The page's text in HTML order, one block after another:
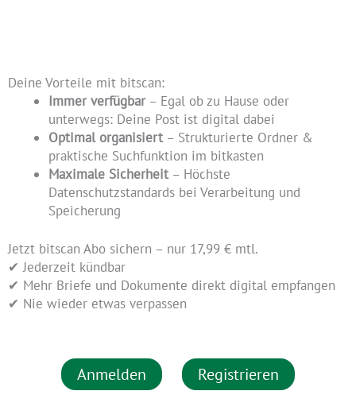
Deine Vorteile mit bitscan:
Immer verfügbar – Egal ob zu Hause oder
unterwegs: Deine Post ist digital dabei
Optimal organisiert– Strukturierte Ordner &
praktische Suchfunktion im bitkasten
Maximale Sicherheit– Höchste
Datenschutzstandards bei Verarbeitung und
Speicherung
Jetzt bitscan Abo sichern – nur 17,99 € mtl.
✔ Jederzeit kündbar
✔ Mehr Briefe und Dokumente direkt digital empfangen
✔ Nie wieder etwas verpassen
Anmelden Registrieren